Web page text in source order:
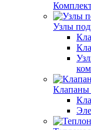
Узлы
Клапаны